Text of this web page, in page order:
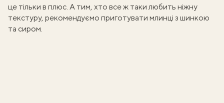
це тільки в плюс. А тим, хто все ж таки любить ніжну
текстуру, рекомендуємо приготувати млинці з шинкою
та сиром.